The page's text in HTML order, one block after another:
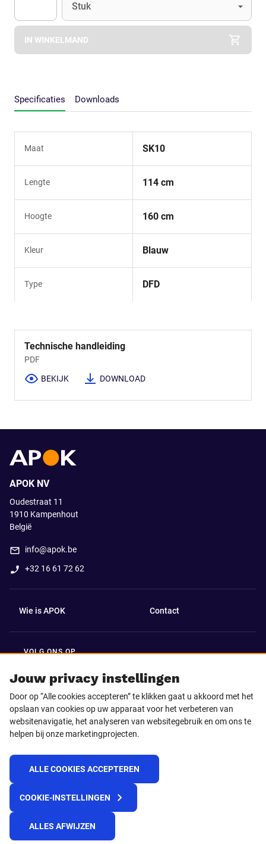
Apok.Product.Detail.AddToCart.Quantity (Optioneel)
Stuk
IN WINKELMAND
Specificaties Downloads
Maat SK10
Lengte 114 cm
Hoogte 160 cm
Kleur Blauw
Type DFD
Technische handleiding
PDF
BEKIJK DOWNLOAD
Jouw privacy instellingen
Door op “Alle cookies accepteren” te klikken gaat u akkoord met het
opslaan van cookies op uw apparaat voor het verbeteren van
websitenavigatie, het analyseren van websitegebruik en om ons te
helpen bij onze marketingprojecten.
ALLE COOKIES ACCEPTEREN
COOKIE-INSTELLINGEN
ALLES AFWIJZEN
APOK NV
Oudestraat 11
1910 Kampenhout
België
info@apok.be
+32 16 61 72 62
Wie is APOK Contact
VOLG ONS OP
Facebook LinkedIn
Instagram TikTok